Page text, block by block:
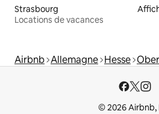
Strasbourg
Locations de vacances
Airbnb Allemagne Hesse
© 2026 Airbnb,